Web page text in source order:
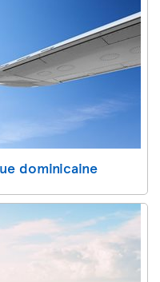
dominicaine